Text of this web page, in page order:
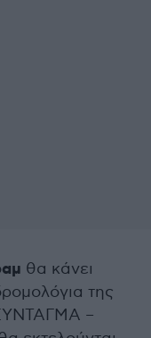
θα κάνει
της
–